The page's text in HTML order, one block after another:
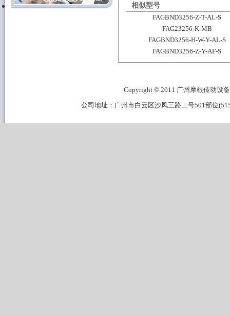
相似型号
FAGBND3256-Z-T-AL-S
FAG23256-K-MB
FAGBND3256-H-W-Y-AL-S
FAGBND3256-Z-Y-AF-S
Copyright © 2011 广州摩根传动设
公司地址：广州市白云区沙凤三路二号501部位